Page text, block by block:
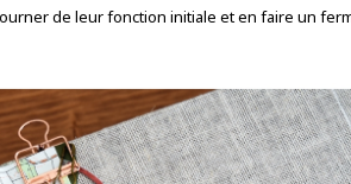
de leur fonction initiale et en faire un